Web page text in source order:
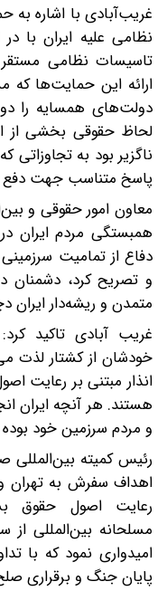
غریب‌آبادی با اشاره
نظامی علیه ایران با
تاسیسات نظامی
ارائه این حمایت‌ها
دولت‌های همسایه را
لحاظ حقوقی بخشی از
پاسخ متناسب جهت دفع
معاون امور حقوقی و
همبستگی مردم ایران
دفاع از تمامیت
و تصریح کرد، دشمنان
متمدن و ریشه‌دار ایران
غریب آبادی تاکید
خودشان از کشتار لذت
انذار مبتنی بر رعایت
هستند. هر آنچه ایران
و مردم سرزمین خود
رئیس کمیته
اهداف سفرش به تهران و
رعایت اصول حقوق
مسلحانه بین‌المللی از
امیدواری نمود که با
پایان جنگ و برقراری